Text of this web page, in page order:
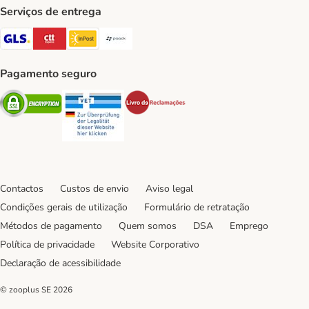
Serviços de entrega
GLS Shipping Method
CTTExpress Shipping Method
InPost Shipping Method
Pagamento seguro
Security Security
Contactos Custos de envio
Aviso legal
Condições gerais de utilização
Formulário de retratação
Métodos de pagamento
Quem somos DSA
Emprego
Política de privacidade
Website Corporativo
Declaração de acessibilidade
© zooplus SE 2026